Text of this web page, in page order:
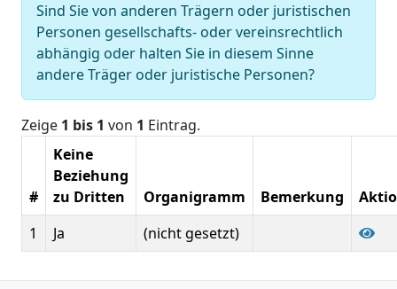
Sind Sie von anderen Trägern oder juristischen
Personen gesellschafts- oder vereinsrechtlich
abhängig oder halten Sie in diesem Sinne
andere Träger oder juristische Personen?
Zeige 1 bis 1 von 1 Eintrag.
#
Keine
Beziehung
zu Dritten
Organigramm Bemerkung
1
Ja (nicht gesetzt)